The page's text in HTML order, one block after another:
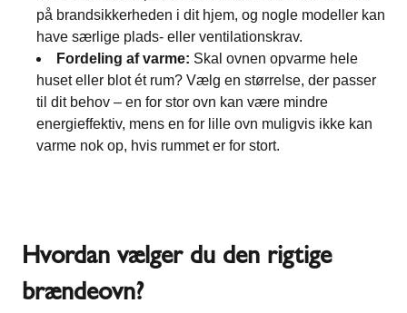
på brandsikkerheden i dit hjem, og nogle modeller kan
have særlige plads- eller ventilationskrav.
Fordeling af varme: Skal ovnen opvarme hele
huset eller blot ét rum? Vælg en størrelse, der passer
til dit behov – en for stor ovn kan være mindre
energieffektiv, mens en for lille ovn muligvis ikke kan
varme nok op, hvis rummet er for stort.
Hvordan vælger du den rigtige
brændeovn?